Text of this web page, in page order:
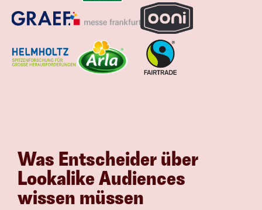
Was Entscheider über
Lookalike Audiences
wissen müssen